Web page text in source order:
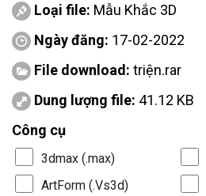
Loại file: Mẫu Khắc 3D
Ngày đăng: 17-02-2022
File download: triện.rar
Dung lượng file: 41.12 KB
Công cụ
3dmax (.max)
ArtForm (.Vs3d)